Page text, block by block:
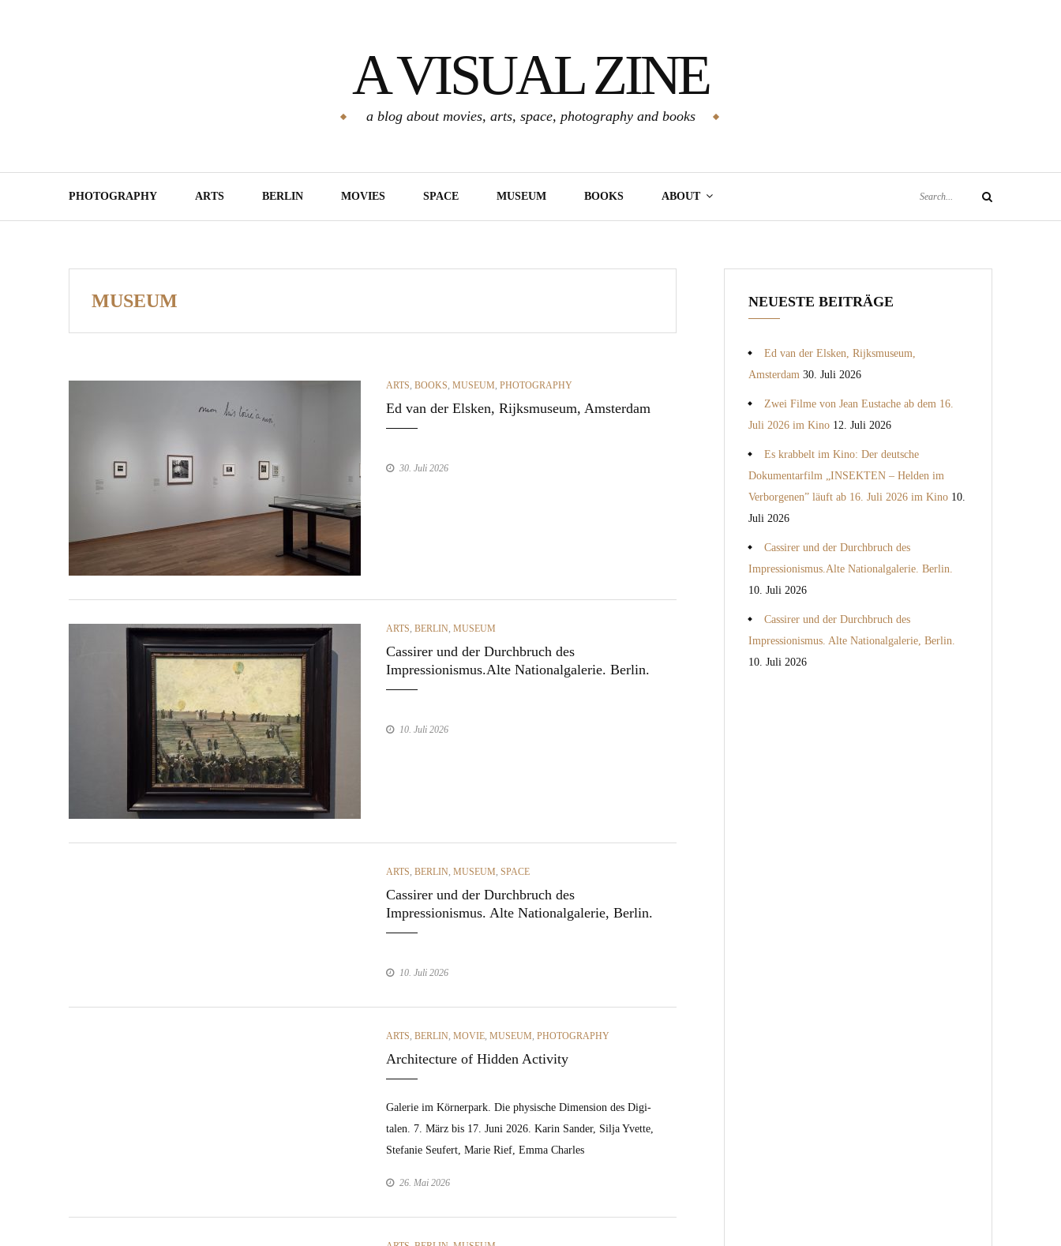
A VISUAL ZINE
a blog about movies, arts, space, photography and books
PHOTOGRAPHY ARTS BERLIN MOVIES SPACE MUSEUM BOOKS ABOUT Search
MUSEUM
CATEGORIES
ARTS, BOOKS, MUSEUM, PHOTOGRAPHY
Ed van der Elsken, Rijksmuseum, Amsterdam
30. Juli 2026
CATEGORIES
ARTS, BERLIN, MUSEUM
Cassirer und der Durchbruch des
Impressionismus.Alte Nationalgalerie. Berlin.
10. Juli 2026
CATEGORIES
ARTS, BERLIN, MUSEUM, SPACE
Cassirer und der Durchbruch des
Impressionismus. Alte Nationalgalerie, Berlin.
10. Juli 2026
CATEGORIES
ARTS, BERLIN, MOVIE, MUSEUM, PHOTOGRAPHY
Architecture of Hidden Activity
Galerie im Körn­er­park. Die physis­che Dimen­sion des Dig­i­
tal­en. 7. März bis 17. Juni 2026. Karin Sander, Sil­ja Yvette,
Ste­fanie Seufert, Marie Rief, Emma Charles
26. Mai 2026
NEUESTE BEITRÄGE
Ed van der Elsken, Rijksmuseum,
Amsterdam 30. Juli 2026
Zwei Filme von Jean Eustache ab dem 16.
Juli 2026 im Kino 12. Juli 2026
Es krabbelt im Kino: Der deutsche
Dokumentarfilm „INSEKTEN – Helden im
Verborgenen” läuft ab 16. Juli 2026 im Kino 10.
Juli 2026
Cassirer und der Durchbruch des
Impressionismus.Alte Nationalgalerie. Berlin.
10. Juli 2026
Cassirer und der Durchbruch des
Impressionismus. Alte Nationalgalerie, Berlin.
10. Juli 2026